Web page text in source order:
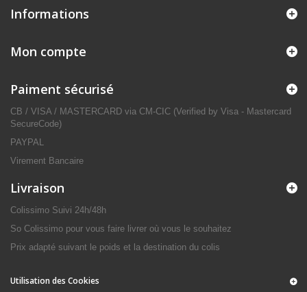
Informations
Mon compte
Paiment sécurisé
CB / VISA / MASTERCARD via CM-CIC (Verified by Visa - Mastercard
SecureCode)
PAYPAL
Virement Bancaire
Livraison
Colissimo Suivi 24h/48h
So Colissimo pour vous faire livrer où vous le souhaitez
Prix adapté suivant le poids et la destination du colis
Utilisation des Cookies